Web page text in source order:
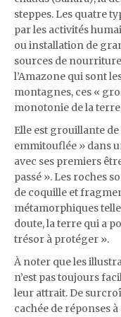
steppes. Les quatre
par les activités
ou installation de
sources de nourriture
l’Amazone qui sont
montagnes, ces «
monotonie de la
Elle est grouillante
emmitouflée » dans
avec ses premiers
passé ». Les roches
de coquille et
métamorphiques
doute, la terre qui a
trésor à protéger ».
À noter que les
n’est pas toujours
leur attrait. De
cachée de réponses